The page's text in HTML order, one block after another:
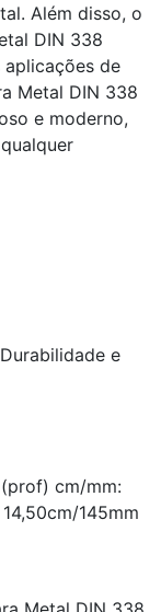
Além disso, o
DIN 338
aplicações de
Metal DIN 338
e moderno,
e
cm/mm:
145mm